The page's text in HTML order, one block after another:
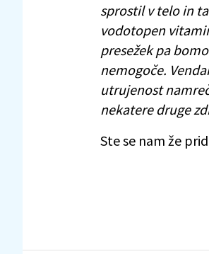
sprostil v telo in
vodotopen
presežek pa
nemogoče.
utrujenost
nekatere druge
Ste se nam že